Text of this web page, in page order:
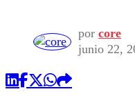
Torneo
Torneo
Nacional
Comercial
por core
junio 22,